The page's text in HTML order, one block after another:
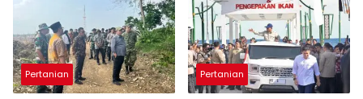
Pertanian Pertanian